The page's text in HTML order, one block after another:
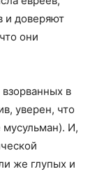
и доверяют
они
в
уверен, что
И,
же глупых и